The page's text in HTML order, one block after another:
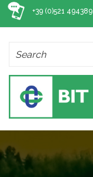
+39 (0)521 494389